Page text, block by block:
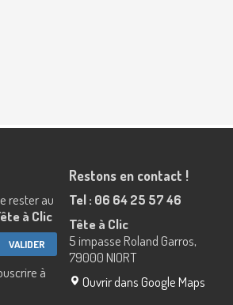
rester au
à Clic
à
Restons en contact !
Tel : 06 64 25 57 46
Tête à Clic
5 impasse Roland Garros,
79000 NIORT
Ouvrir dans Google Maps